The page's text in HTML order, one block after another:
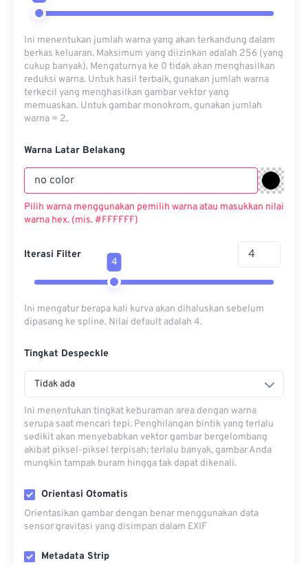
Ini menentukan jumlah warna yang akan terkandung dalam
berkas keluaran. Maksimum yang diizinkan adalah 256 (yang
cukup banyak). Mengaturnya ke 0 tidak akan menghasilkan
reduksi warna. Untuk hasil terbaik, gunakan jumlah warna
terkecil yang menghasilkan gambar vektor yang
memuaskan. Untuk gambar monokrom, gunakan jumlah
warna = 2.
Warna Latar Belakang
Pilih warna menggunakan pemilih warna atau masukkan nilai
warna hex. (mis. #FFFFFF)
Iterasi Filter
4
Ini mengatur berapa kali kurva akan dihaluskan sebelum
dipasang ke spline. Nilai default adalah 4.
Tingkat Despeckle
Tidak ada
Ini menentukan tingkat keburaman area dengan warna
serupa saat mencari tepi. Penghilangan bintik yang terlalu
sedikit akan menyebabkan vektor gambar bergelombang
akibat piksel-piksel terpisah; terlalu banyak, gambar Anda
mungkin tampak buram hingga tak dapat dikenali.
Orientasi Otomatis
Orientasikan gambar dengan benar menggunakan data
sensor gravitasi yang disimpan dalam EXIF
Metadata Strip